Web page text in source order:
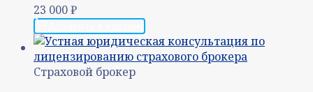
23 000₽
Страховой брокер